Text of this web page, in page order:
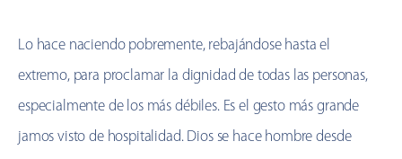
Lo hace naciendo pobremente, rebajándose hasta el
extremo, para proclamar la dignidad de todas las personas,
especialmente de los más débiles. Es el gesto más grande
jamos visto de hospitalidad. Dios se hace hombre desde